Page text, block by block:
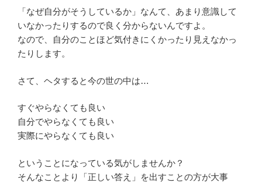
「なぜ自分がそうしているか」なんて、あまり意識して
いなかったりするので良く分からないんですよ。
なので、自分のことほど気付きにくかったり見えなかっ
たりします。
さて、ヘタすると今の世の中は…
すぐやらなくても良い
自分でやらなくても良い
実際にやらなくても良い
ということになっている気がしませんか？
そんなことより「正しい答え」を出すことの方が大事